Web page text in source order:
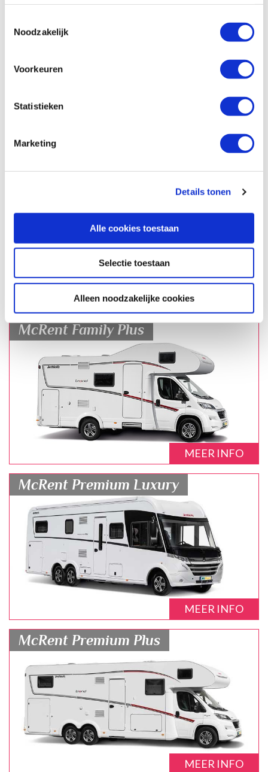
Noodzakelijk
Voorkeuren
Statistieken
Marketing
Details tonen
Alle cookies toestaan
Selectie toestaan
Alleen noodzakelijke cookies
MEER INFO
McRent Comfort Plus
MEER INFO
McRent Family Plus
MEER INFO
McRent Premium Luxury
MEER INFO
McRent Premium Plus
MEER INFO